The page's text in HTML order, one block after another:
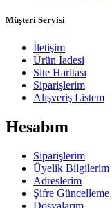
Müşteri Servisi
İletişim
Ürün İadesi
Site Haritası
Siparişlerim
Alışveriş Listem
Hesabım
Siparişlerim
Üyelik Bilgilerim
Adreslerim
Şifre Güncelleme